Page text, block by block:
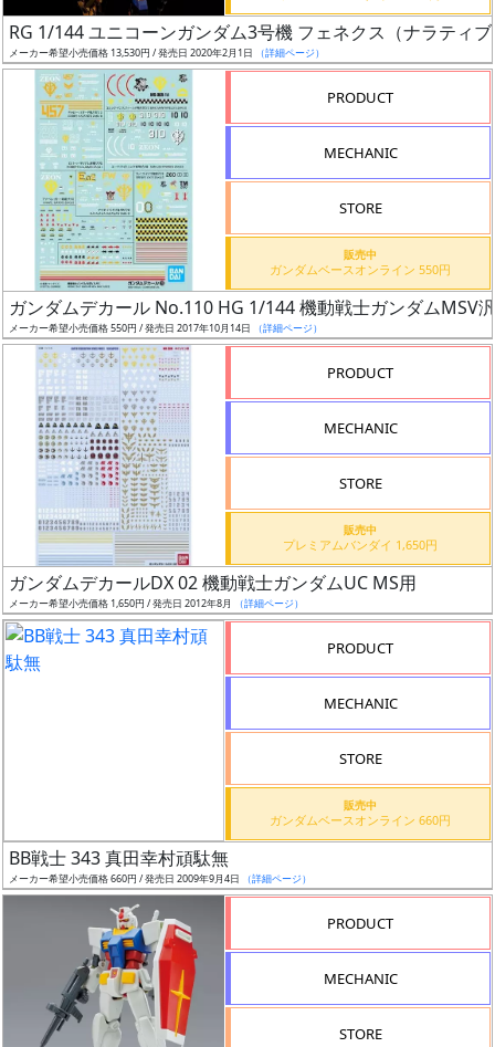
日
発
売
Web
プッ
シュ
通知
対象
ギ
ャ
ラ
定
予
定
RG 1/144 ユニコーンガンダム3号機 フェネクス（ナラティブ
メーカー希望小売価格 13,530円 / 発売日 2020年2月1日 （詳細ページ）
PRODUCT
MECHANIC
STORE
販売中
ガンダムベースオンライン 550円
ガンダムデカール No.110 HG 1/144 機動戦士ガンダムMSV
メーカー希望小売価格 550円 / 発売日 2017年10月14日 （詳細ページ）
PRODUCT
MECHANIC
STORE
販売中
プレミアムバンダイ 1,650円
ガンダムデカールDX 02 機動戦士ガンダムUC MS用
メーカー希望小売価格 1,650円 / 発売日 2012年8月 （詳細ページ）
PRODUCT
MECHANIC
STORE
販売中
ガンダムベースオンライン 660円
BB戦士 343 真田幸村頑駄無
メーカー希望小売価格 660円 / 発売日 2009年9月4日 （詳細ページ）
PRODUCT
MECHANIC
STORE